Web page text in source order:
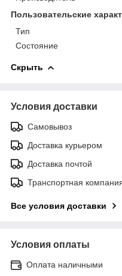
Пользовательские
Тип
Состояние
Скрыть
Условия доставки
Самовывоз
Доставка курьером
Доставка почтой
Транспортная
Все условия доставки
Условия оплаты
Оплата наличными